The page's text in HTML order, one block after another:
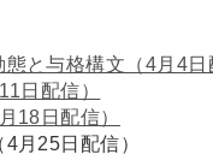
と与格構文（4月4日
日配信）
18日配信）
25日配信）